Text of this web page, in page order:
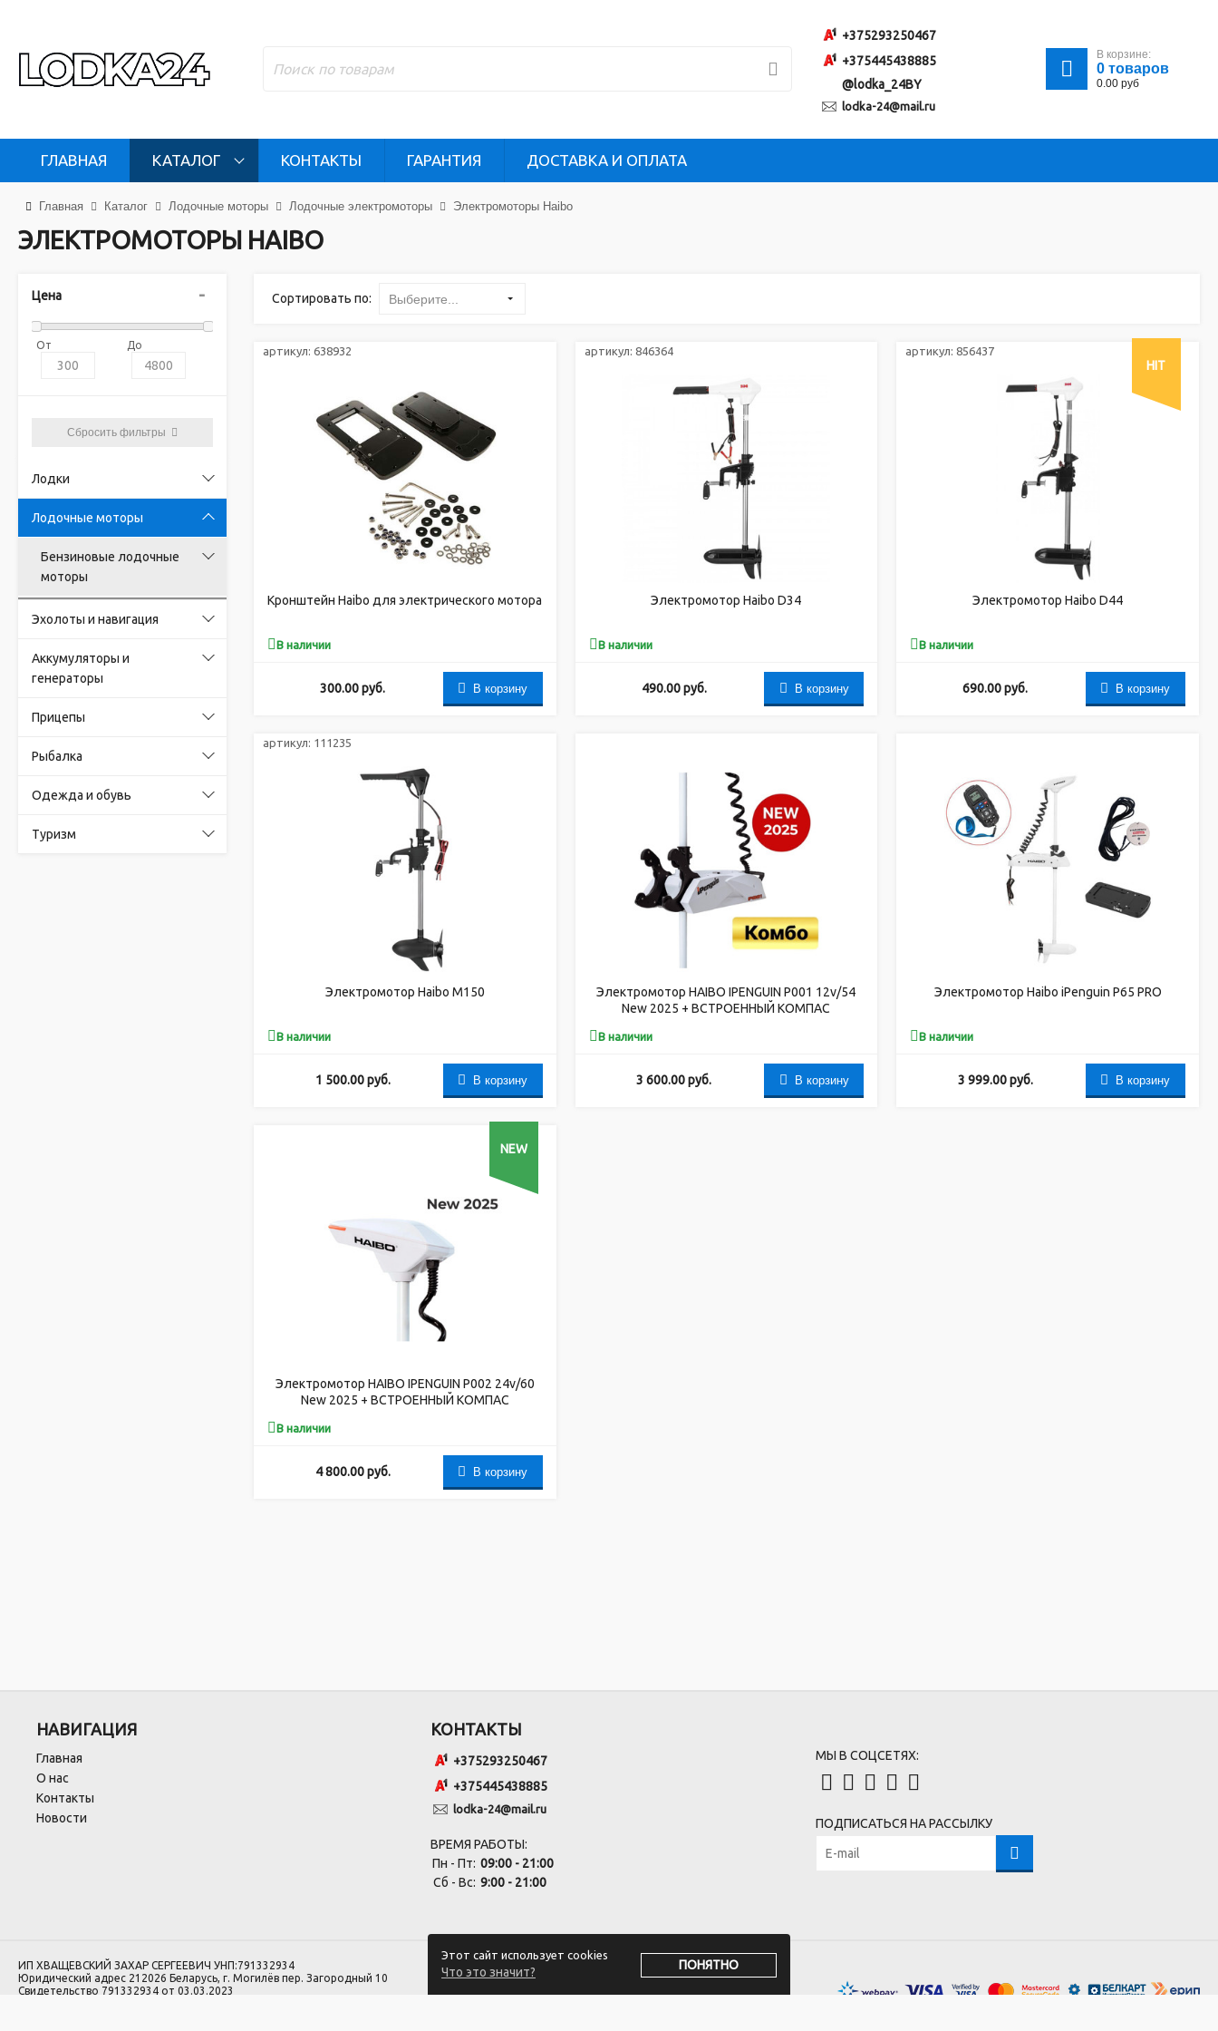
+375293250467
+375445438885
@lodka_24BY
lodka-24@mail.ru
В корзине:
0 товаров
0.00 руб
ГЛАВНАЯ КАТАЛОГ КОНТАКТЫ ГАРАНТИЯ ДОСТАВКА И ОПЛАТА
Главная Каталог Лодочные моторы Лодочные электромоторы Электромоторы Haibo
ЭЛЕКТРОМОТОРЫ HAIBO
Цена
От До
Сбросить фильтры
Лодки
Лодочные моторы
Бензиновые лодочные
моторы
Эхолоты и навигация
Аккумуляторы и
генераторы
Прицепы
Рыбалка
Одежда и обувь
Туризм
Сортировать по: Выберите...
артикул:638932
Кронштейн Haibo для электрического мотора
В наличии
300.00руб. В корзину
артикул: 846364
Электромотор Haibo D34
В наличии
490.00руб. В корзину
артикул:856437
HIT
Электромотор Haibo D44
В наличии
690.00руб. В корзину
артикул: 111235
Электромотор Haibo M150
В наличии
1 500.00руб. В корзину
Электромотор HAIBO IPENGUIN P001 12v/54
New 2025 + ВСТРОЕННЫЙ КОМПАС
В наличии
3 600.00руб. В корзину
Электромотор Haibo iPenguin P65 PRO
В наличии
3 999.00руб. В корзину
NEW
Электромотор HAIBO IPENGUIN P002 24v/60
New 2025 + ВСТРОЕННЫЙ КОМПАС
В наличии
4 800.00руб. В корзину
Этот сайт использует cookies
Что это значит?
ПОНЯТНО
НАВИГАЦИЯ
Главная
О нас
Контакты
Новости
КОНТАКТЫ
+375293250467
+375445438885
lodka-24@mail.ru
ВРЕМЯ РАБОТЫ:
Пн - Пт: 09:00 - 21:00
Сб - Вс: 9:00 - 21:00
МЫ В СОЦСЕТЯХ:
ПОДПИСАТЬСЯ НА РАССЫЛКУ
ИП ХВАЩЕВСКИЙ ЗАХАР СЕРГЕЕВИЧ УНП:791332934
Юридический адрес 212026 Беларусь, г. Могилёв пер. Загородный 10
Свидетельство 791332934 от 03.03.2023